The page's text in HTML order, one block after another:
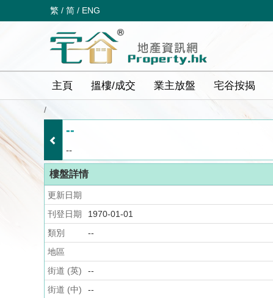
繁 / 简 / ENG
主頁 搵樓/成交 業主放盤 宅谷按揭
/
--
--
樓盤詳情
更新日期
刊登日期
1970-01-01
類別
--
地區
街道 (英)
--
街道 (中)
--